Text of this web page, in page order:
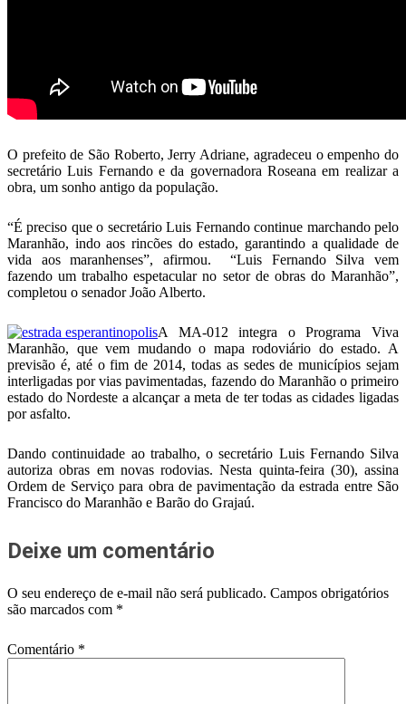
O prefeito de São Roberto, Jerry Adriane, agradeceu o empenho do
secretário Luis Fernando e da governadora Roseana em realizar a
obra, um sonho antigo da população.
“É preciso que o secretário Luis Fernando continue marchando pelo
Maranhão, indo aos rincões do estado, garantindo a qualidade de
vida aos maranhenses”, afirmou. “Luis Fernando Silva vem
fazendo um trabalho espetacular no setor de obras do Maranhão”,
completou o senador João Alberto.
A MA-012 integra o Programa Viva
Maranhão, que vem mudando o mapa rodoviário do estado. A
previsão é, até o fim de 2014, todas as sedes de municípios sejam
interligadas por vias pavimentadas, fazendo do Maranhão o primeiro
estado do Nordeste a alcançar a meta de ter todas as cidades ligadas
por asfalto.
Dando continuidade ao trabalho, o secretário Luis Fernando Silva
autoriza obras em novas rodovias. Nesta quinta-feira (30), assina
Ordem de Serviço para obra de pavimentação da estrada entre São
Francisco do Maranhão e Barão do Grajaú.
Deixe um comentário
O seu endereço de e-mail não será publicado. Campos obrigatórios
são marcados com *
Comentário *